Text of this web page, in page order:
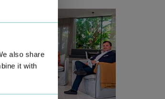
also share
it with